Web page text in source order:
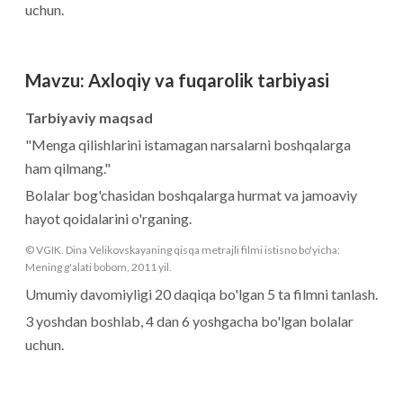
uchun.
Mavzu: Axloqiy va fuqarolik tarbiyasi
Tarbiyaviy maqsad
"Menga qilishlarini istamagan narsalarni boshqalarga
ham qilmang."
Bolalar bog'chasidan boshqalarga hurmat va jamoaviy
hayot qoidalarini o'rganing.
© VGIK. Dina Velikovskayaning qisqa metrajli filmi istisno bo'yicha:
Mening g'alati bobom, 2011 yil.
Umumiy davomiyligi 20 daqiqa bo'lgan 5 ta filmni tanlash.
3 yoshdan boshlab, 4 dan 6 yoshgacha bo'lgan bolalar
uchun.